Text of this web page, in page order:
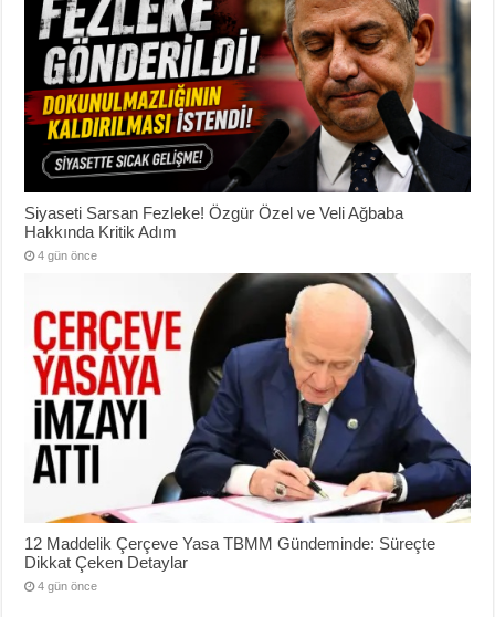
Siyaseti Sarsan Fezleke! Özgür Özel ve Veli Ağbaba
Hakkında Kritik Adım
4 gün önce
12 Maddelik Çerçeve Yasa TBMM Gündeminde: Süreçte
Dikkat Çeken Detaylar
4 gün önce